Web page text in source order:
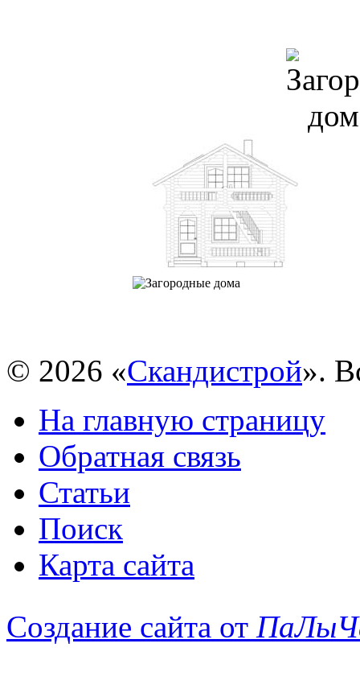
© 2026 «Скандистрой».
На главную страницу
Обратная связь
Статьи
Поиск
Карта сайта
Создание сайта от